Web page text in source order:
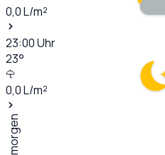
0,0L/m²
23:00Uhr
23°
0,0L/m²